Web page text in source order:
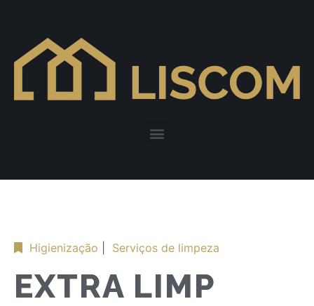
Higienização Serviços de limpeza
EXTRA LIMP